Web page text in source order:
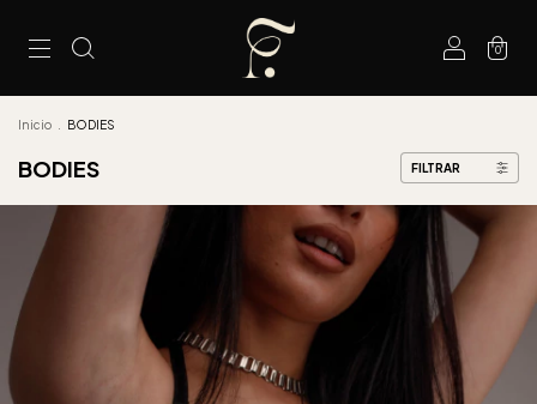
0
Inicio BODIES
BODIES FILTRAR